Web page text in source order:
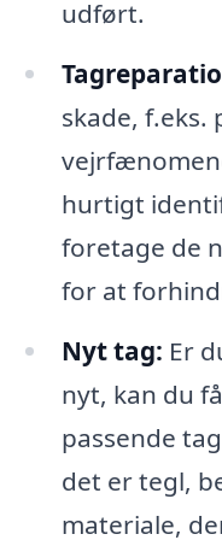
udført.
skade, f.eks.
hurtigt
foretage de
for at
Nyt tag: Er
nyt, kan du
passende
det er tegl,
materiale,